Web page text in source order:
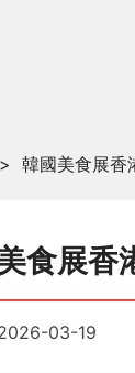
> 韓國美食展香
食展香
03-19